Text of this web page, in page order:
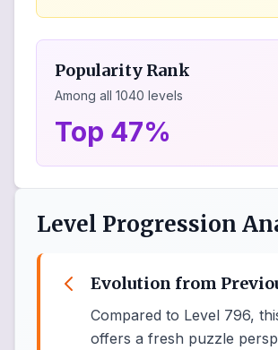
Popularity Rank
Among all 1040 levels
Top 47%
Level Progression
Evolution from
Compared to Level 796,
offers a fresh puzzle